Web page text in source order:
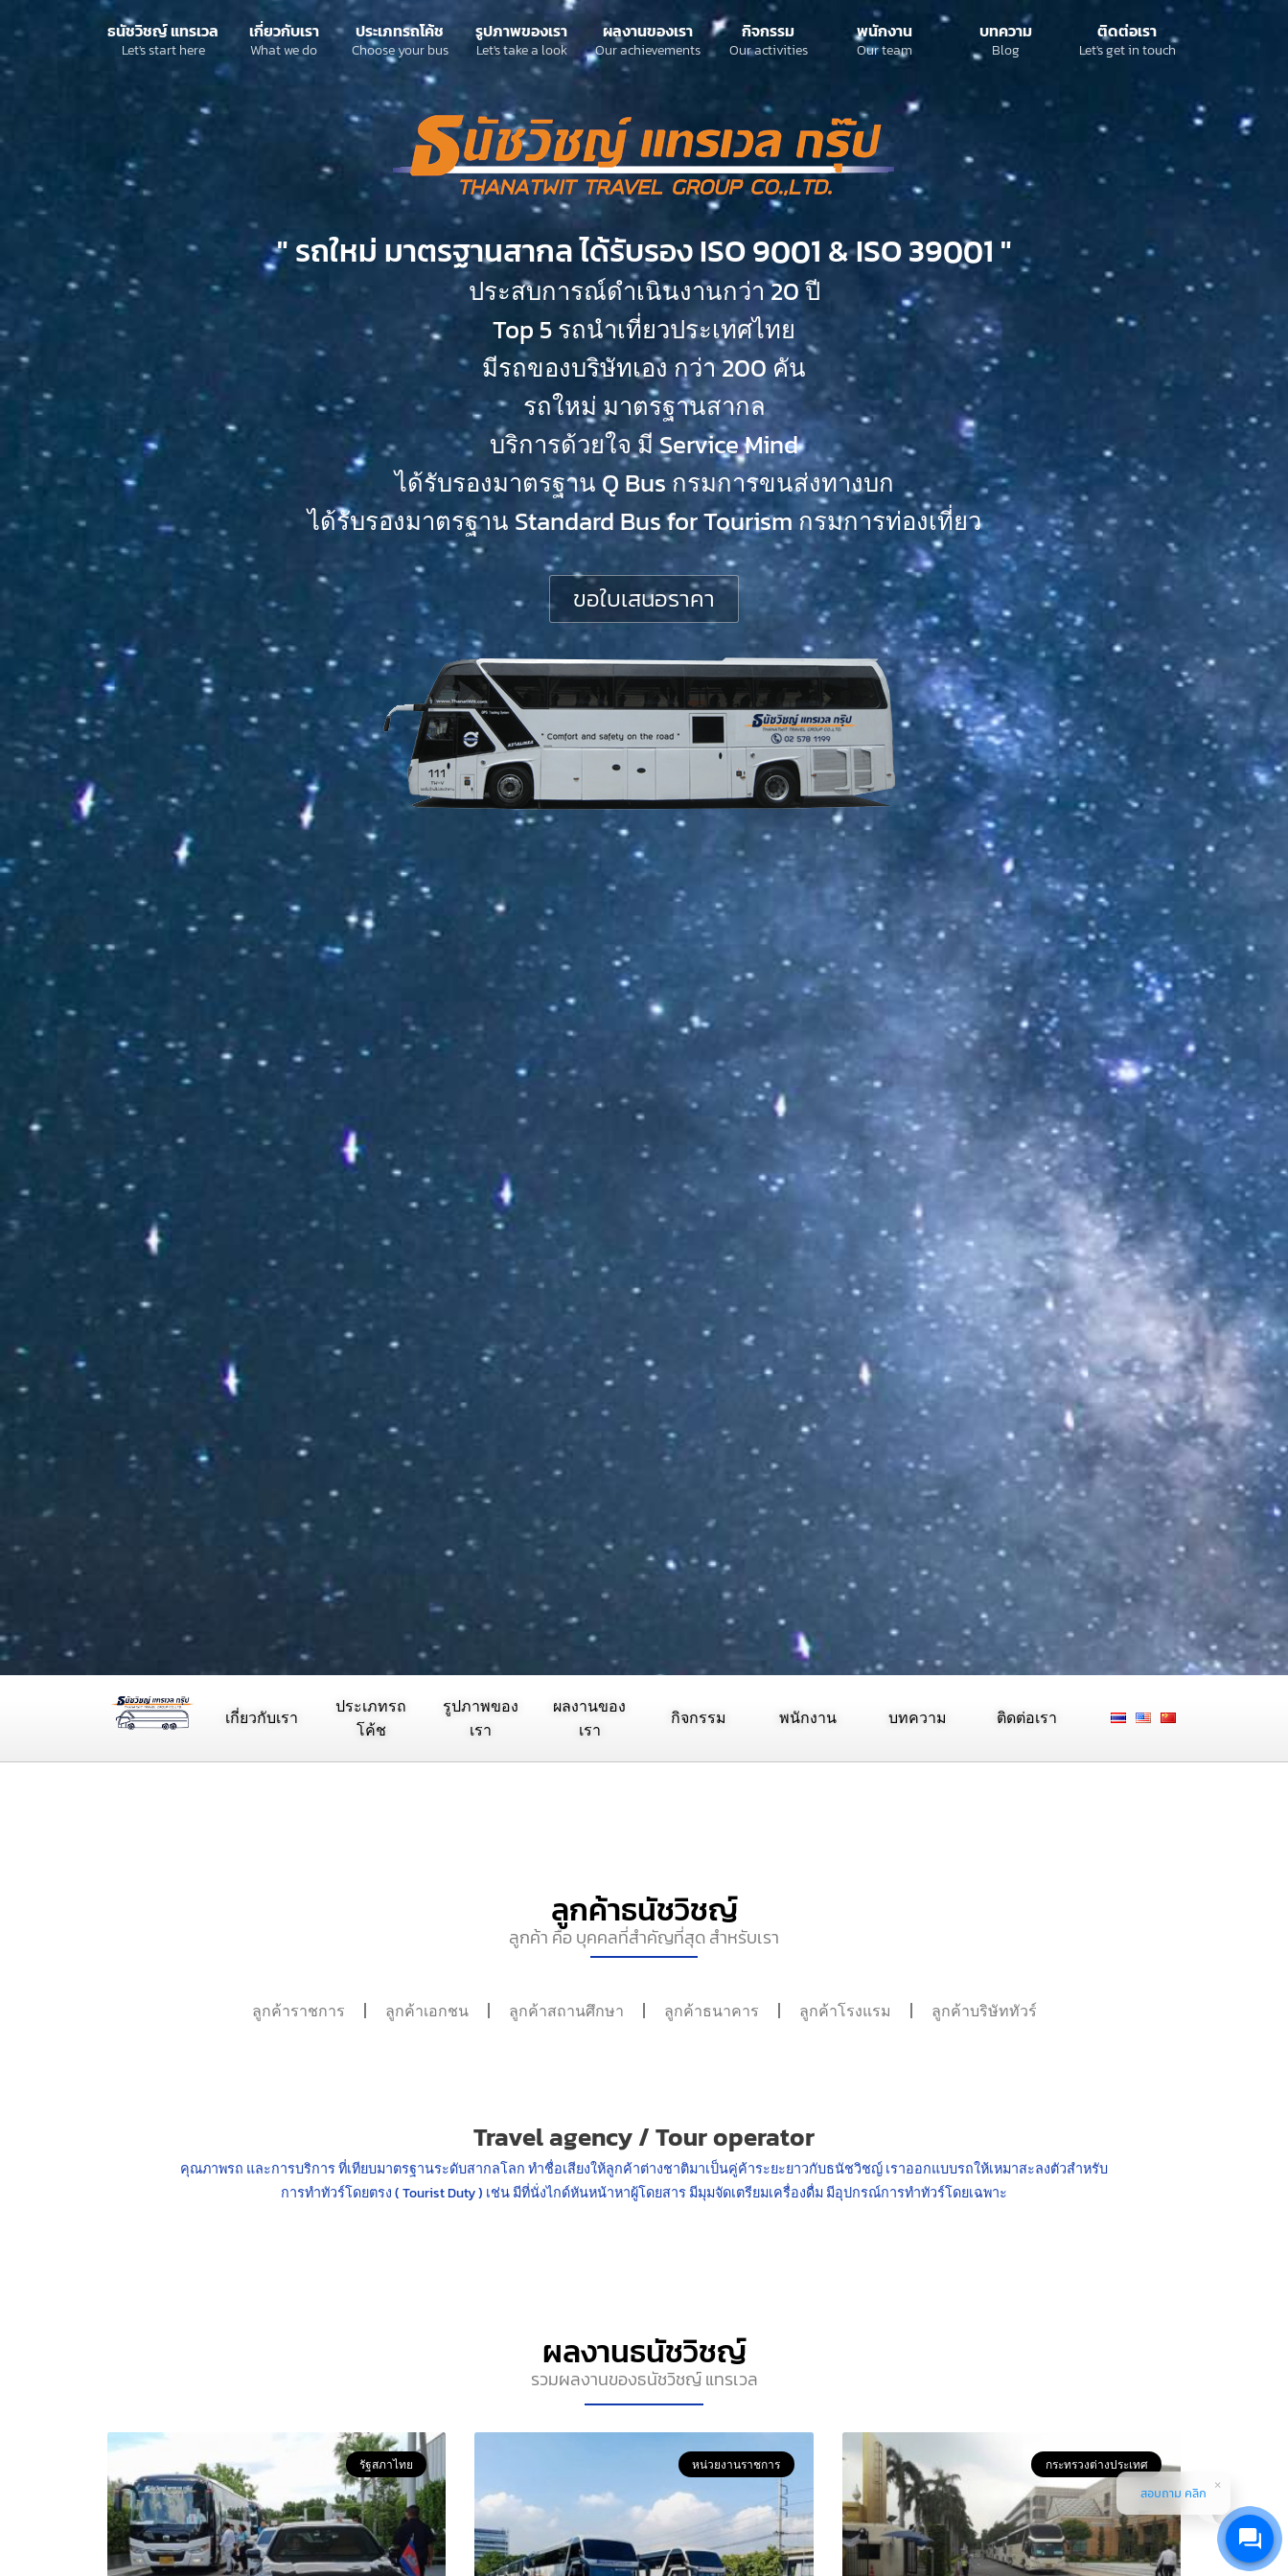
ธนัชวิชญ์ แทรเวล
Let's start here
เกี่ยวกับเรา
What we do
ประเภทรถโค้ช
Choose your bus
รูปภาพของเรา
Let's take a look
ผลงานของเรา
Our achievements
กิจกรรม
Our activities
พนักงาน
Our team
บทความ
Blog
ติดต่อเรา
Let's get in touch
" รถใหม่ มาตรฐานสากล ได้รับรอง ISO 9001 & ISO 39001 "​
ประสบการณ์ดำเนินงานกว่า 20 ปี
Top 5 รถนำเที่ยวประเทศไทย
มีรถของบริษัทเอง กว่า 200 คัน
รถใหม่ มาตรฐานสากล
บริการด้วยใจ มี Service Mind
ได้รับรองมาตรฐาน Q Bus กรมการขนส่งทางบก
ได้รับรองมาตรฐาน Standard Bus for Tourism กรมการท่องเที่ยว
ขอใบเสนอราคา
เกี่ยวกับเรา
ประเภทรถ
โค้ช
รูปภาพของ
เรา
ผลงานของ
เรา
กิจกรรม พนักงาน บทความ ติดต่อเรา
ลูกค้าธนัชวิชญ์
ลูกค้า คือ บุคคลที่สำคัญที่สุด สำหรับเรา
ลูกค้าราชการ ลูกค้าเอกชน ลูกค้าสถานศึกษา ลูกค้าธนาคาร ลูกค้าโรงแรม ลูกค้าบริษัททัวร์
Travel agency / Tour operator
คุณภาพรถ และการบริการ ที่เทียบมาตรฐานระดับสากลโลก ทำชื่อเสียงให้ลูกค้าต่างชาติมาเป็นคู่ค้าระยะยาวกับธนัชวิชญ์ เราออกแบบรถให้เหมาสะลงตัวสำหรับ
การทำทัวร์โดยตรง ( Tourist Duty ) เช่น มีที่นั่งไกด์หันหน้าหาผู้โดยสาร มีมุมจัดเตรียมเครื่องดื่ม มีอุปกรณ์การทำทัวร์โดยเฉพาะ
ผลงานธนัชวิชญ์
รวมผลงานของธนัชวิชญ์ แทรเวล
รัฐสภาไทย หน่วยงานราชการ กระทรวงต่างประเทศ
สอบถาม คลิก